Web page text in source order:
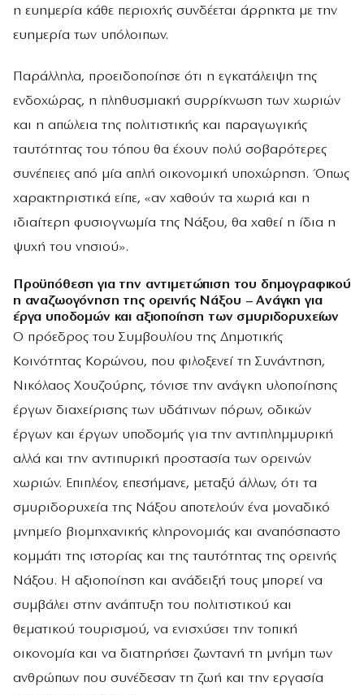
η ευημερία κάθε περιοχής συνδέεται άρρηκτα με την
ευημερία των υπόλοιπων.
Παράλληλα, προειδοποίησε ότι η εγκατάλειψη της
ενδοχώρας, η πληθυσμιακή συρρίκνωση των χωριών
και η απώλεια της πολιτιστικής και παραγωγικής
ταυτότητας του τόπου θα έχουν πολύ σοβαρότερες
συνέπειες από μία απλή οικονομική υποχώρηση. Όπως
χαρακτηριστικά είπε, «αν χαθούν τα χωριά και η
ιδιαίτερη φυσιογνωμία της Νάξου, θα χαθεί η ίδια η
ψυχή του νησιού».
Προϋπόθεση για την αντιμετώπιση του δημογραφικού
η αναζωογόνηση της ορεινής Νάξου – Ανάγκη για
έργα υποδομών και αξιοποίηση των σμυριδορυχείων
Ο πρόεδρος του Συμβουλίου της Δημοτικής
Κοινότητας Κορώνου, που φιλοξενεί τη Συνάντηση,
Νικόλαος Χουζούρης, τόνισε την ανάγκη υλοποίησης
έργων διαχείρισης των υδάτινων πόρων, οδικών
έργων και έργων υποδομής για την αντιπλημμυρική
αλλά και την αντιπυρική προστασία των ορεινών
χωριών. Επιπλέον, επεσήμανε, μεταξύ άλλων, ότι τα
σμυριδορυχεία της Νάξου αποτελούν ένα μοναδικό
μνημείο βιομηχανικής κληρονομιάς και αναπόσπαστο
κομμάτι της ιστορίας και της ταυτότητας της ορεινής
Νάξου. Η αξιοποίηση και ανάδειξή τους μπορεί να
συμβάλει στην ανάπτυξη του πολιτιστικού και
θεματικού τουρισμού, να ενισχύσει την τοπική
οικονομία και να διατηρήσει ζωντανή τη μνήμη των
ανθρώπων που συνέδεσαν τη ζωή και την εργασία